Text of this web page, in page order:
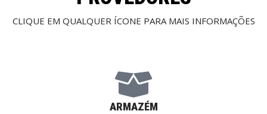
CLIQUE EM QUALQUER ÍCONE PARA MAIS INFORMAÇÕES
ARMAZÉM